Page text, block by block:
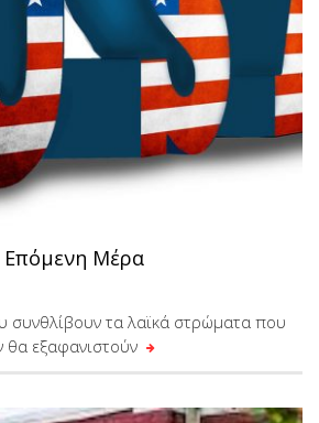
Επόμενη Μέρα
τα λαϊκά στρώματα που
εξαφανιστούν